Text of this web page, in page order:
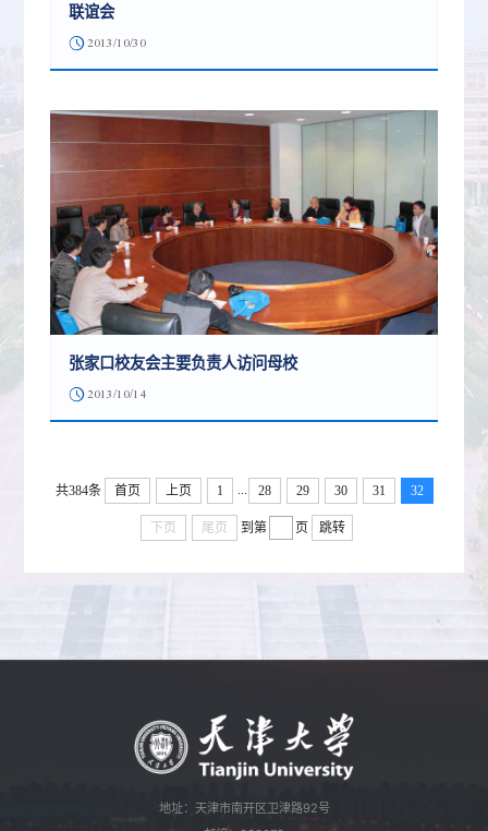
联谊会
2013/10/30
张家口校友会主要负责人访问母校
2013/10/14
共384条 首页 上页 1 28 29 30 31 32
下页 尾页 到第 页 跳转
地址：天津市南开区卫津路92号